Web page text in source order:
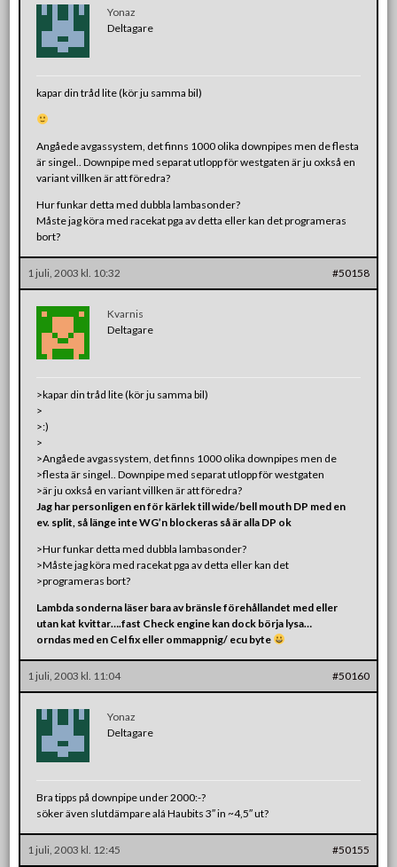
Yonaz
Deltagare
kapar din tråd lite (kör ju samma bil)
Angåede avgassystem, det finns 1000 olika downpipes men de flesta
är singel.. Downpipe med separat utlopp för westgaten är ju oxkså en
variant villken är att föredra?
Hur funkar detta med dubbla lambasonder?
Måste jag köra med racekat pga av detta eller kan det programeras
bort?
1 juli, 2003 kl. 10:32 #50158
Kvarnis
Deltagare
>kapar din tråd lite (kör ju samma bil)
>
>:)
>
>Angåede avgassystem, det finns 1000 olika downpipes men de
>flesta är singel.. Downpipe med separat utlopp för westgaten
>är ju oxkså en variant villken är att föredra?
Jag har personligen en för kärlek till wide/bell mouth DP med en
ev. split, så länge inte WG’n blockeras så är alla DP ok
>Hur funkar detta med dubbla lambasonder?
>Måste jag köra med racekat pga av detta eller kan det
>programeras bort?
Lambda sonderna läser bara av bränsle förehållandet med eller
utan kat kvittar….fast Check engine kan dock börja lysa…
orndas med en Cel fix eller ommappnig/ ecu byte
1 juli, 2003 kl. 11:04 #50160
Yonaz
Deltagare
Bra tipps på downpipe under 2000:-?
söker även slutdämpare alá Haubits 3″ in ~4,5″ ut?
1 juli, 2003 kl. 12:45 #50155